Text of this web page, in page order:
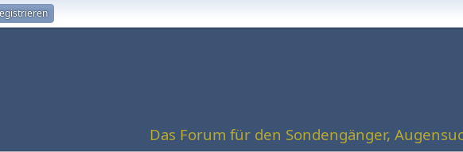
Das Forum für den Sondengänger,